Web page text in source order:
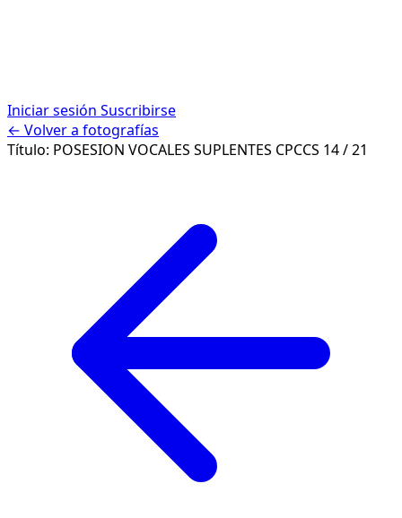
Iniciar sesión Suscribirse
← Volver a fotografías
Título: POSESION VOCALES SUPLENTES CPCCS 14 / 21